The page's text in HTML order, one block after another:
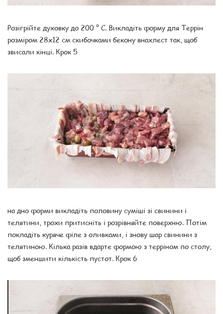
Розігрійте духовку до 200 ° С. Викладіть форму для Террін
розміром 28х12 см скибочками бекону внахлест так, щоб
звисали кінці. Крок 5
на дно форми викладіть половину суміші зі свинини і
телятини, трохи притисніть і розрівняйте поверхню. Потім
покладіть куряче філе з оливками, і знову шар свинини з
телятиною. Кілька разів вдарте формою з терріном по столу,
щоб зменшити кількість пустот. Крок 6